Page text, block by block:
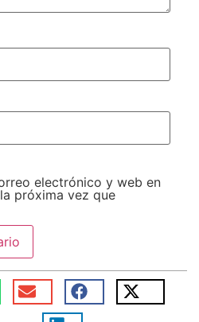
electrónico y web en
próxima vez que